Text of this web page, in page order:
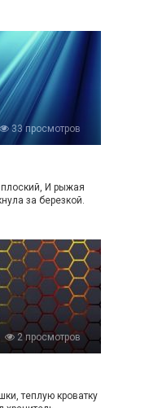
33 просмотров
И рыжая
за березкой.
2 просмотров
теплую кроватку